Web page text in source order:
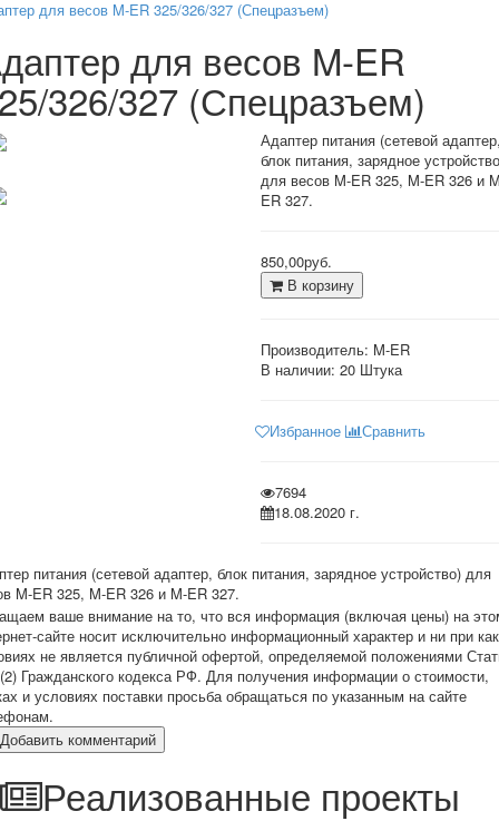
для весов M-ER 325/326/327 (Спецразъем)
для весов M-ER
326/327 (Спецразъем)
Адаптер питания (сетевой
блок питания, зарядное
для весов M-ER 325, M-ER 326 и
ER 327.
850,00руб.
В корзину
Производитель: M-ER
В наличии: 20 Штука
Избранное Сравнить
7694
18.08.2020 г.
питания (сетевой адаптер, блок питания, зарядное устройство) для
M-ER 325, M-ER 326 и M-ER 327.
ваше внимание на то, что вся информация (включая цены) на
сайте носит исключительно информационный характер и ни при
не является публичной офертой, определяемой положениями
Гражданского кодекса РФ. Для получения информации о стоимости,
и условиях поставки просьба обращаться по указанным на сайте
Добавить комментарий
Реализованные проекты